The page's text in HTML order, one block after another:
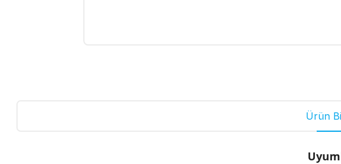
Ürün